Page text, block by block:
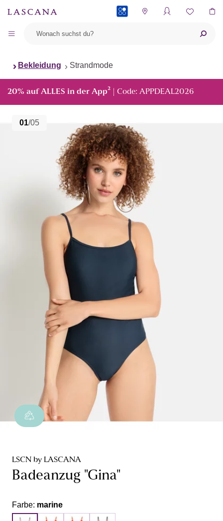
Bekleidung Strandmode
20% auf ALLES in der App² | Code: APPDEAL2026
01/05
LSCN by LASCANA
Badeanzug "Gina"
Farbe: marine